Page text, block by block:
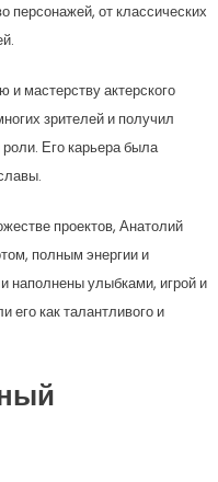
персонажей, от классических
мастерству актерского
зрителей и получил
Его карьера была
проектов, Анатолий
полным энергии и
наполнены улыбками, игрой и
как талантливого и